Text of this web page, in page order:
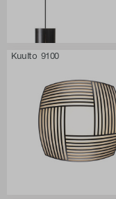
Kuulto 9100